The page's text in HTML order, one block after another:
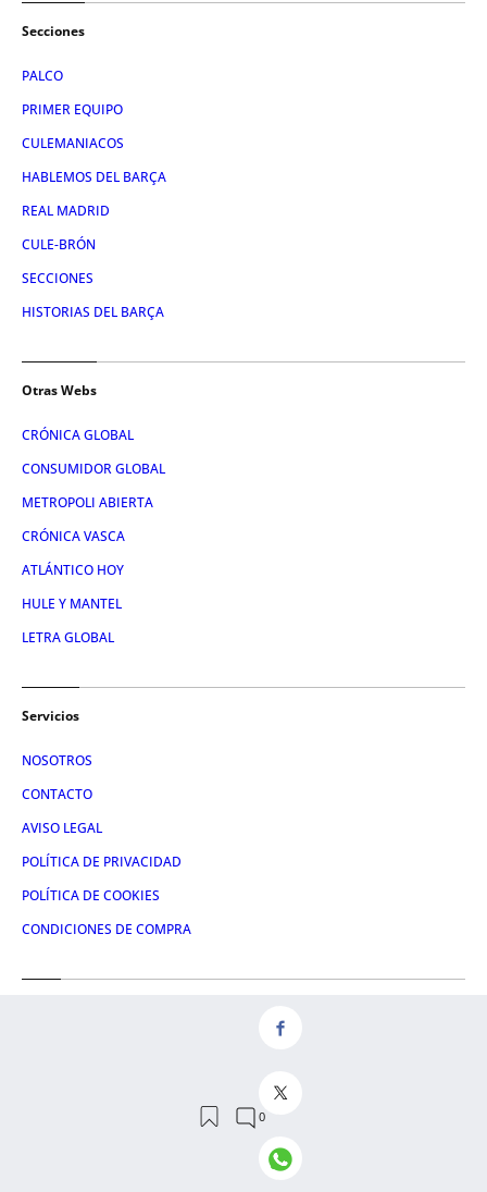
Secciones
PALCO
PRIMER EQUIPO
CULEMANIACOS
HABLEMOS DEL BARÇA
REAL MADRID
CULE-BRÓN
SECCIONES
HISTORIAS DEL BARÇA
Otras Webs
CRÓNICA GLOBAL
CONSUMIDOR GLOBAL
METROPOLI ABIERTA
CRÓNICA VASCA
ATLÁNTICO HOY
HULE Y MANTEL
LETRA GLOBAL
Servicios
NOSOTROS
CONTACTO
AVISO LEGAL
POLÍTICA DE PRIVACIDAD
POLÍTICA DE COOKIES
CONDICIONES DE COMPRA